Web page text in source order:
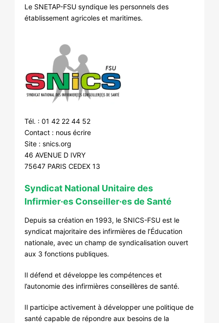
Le SNETAP-FSU syndique les personnels des
établissement agricoles et maritimes.
Tél. : 01 42 22 44 52
Contact : nous écrire
Site : snics.org
46 AVENUE D IVRY
75647 PARIS CEDEX 13
Syndicat National Unitaire des
Infirmier·es Conseiller·es de Santé
Depuis sa création en 1993, le SNICS-FSU est le
syndicat majoritaire des infirmières de l’Éducation
nationale, avec un champ de syndicalisation ouvert
aux 3 fonctions publiques.
Il défend et développe les compétences et
l’autonomie des infirmières conseillères de santé.
Il participe activement à développer une politique de
santé capable de répondre aux besoins de la